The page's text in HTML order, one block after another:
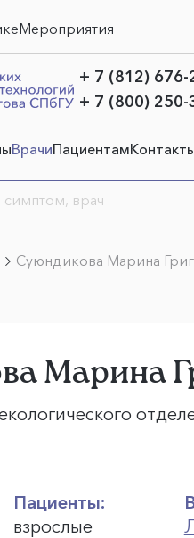
Мероприятия
+ 7 (812) 676-
+ 7 (800) 250-
ВрачиПациентам
Суюндикова Марина
Марина
Пациенты:
взрослые